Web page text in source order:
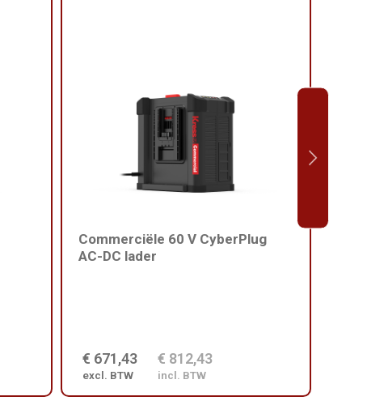
Commerciële 60 V CyberPlug
AC-DC lader
€ 671,43
excl. BTW
€ 812,43
incl. BTW